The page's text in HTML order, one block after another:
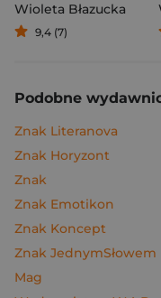
Wioleta Błazucka
9,4 (7)
Podobne
Znak Literanova
Znak Horyzont
Znak
Znak Emotikon
Znak Koncept
Znak JednymSłowem
Mag